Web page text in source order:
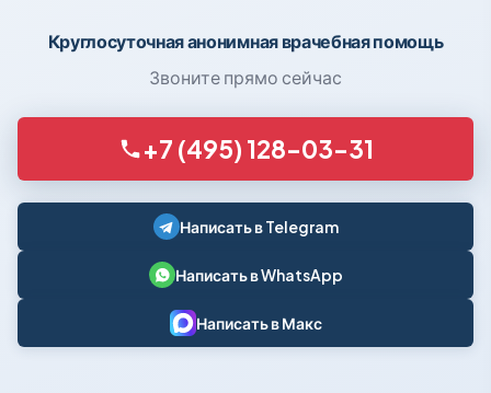
Круглосуточная анонимная врачебная помощь
Звоните прямо сейчас
+7 (495) 128-03-31
Написать в Telegram
Написать в WhatsApp
Написать в Макс